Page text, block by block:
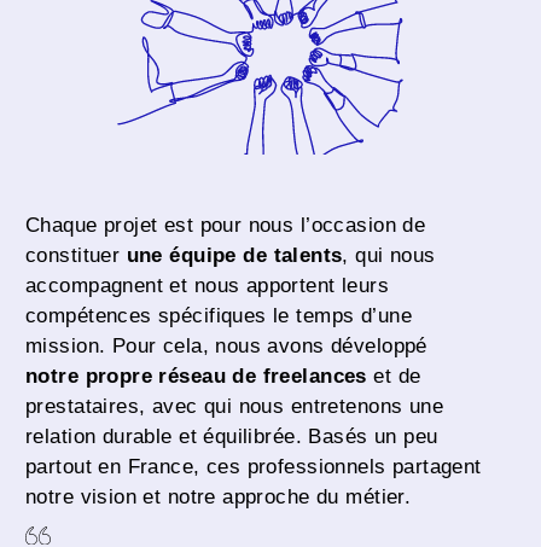
Chaque projet est pour nous l’occasion de
constituer une équipe de talents, qui nous
accompagnent et nous apportent leurs
compétences spécifiques le temps d’une
mission. Pour cela, nous avons développé
notre propre réseau de freelances et de
prestataires, avec qui nous entretenons une
relation durable et équilibrée. Basés un peu
partout en France, ces professionnels partagent
notre vision et notre approche du métier.